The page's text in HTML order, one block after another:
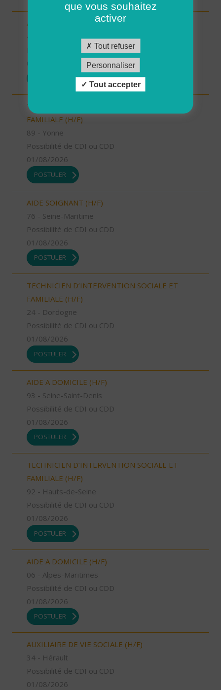
AUXILIAIRE DE VIE SOCIALE (H/F)
Possibilité de CDI ou CDD
TECHNICIEN D’INTERVENTION SOCIALE ET
FAMILIALE (H/F)
89 - Yonne
Possibilité de CDI ou CDD
01/08/2026
POSTULER
AIDE SOIGNANT (H/F)
76 - Seine-Maritime
Possibilité de CDI ou CDD
01/08/2026
POSTULER
TECHNICIEN D’INTERVENTION SOCIALE ET
FAMILIALE (H/F)
24 - Dordogne
Possibilité de CDI ou CDD
01/08/2026
POSTULER
AIDE A DOMICILE (H/F)
93 - Seine-Saint-Denis
Possibilité de CDI ou CDD
01/08/2026
POSTULER
TECHNICIEN D’INTERVENTION SOCIALE ET
FAMILIALE (H/F)
92 - Hauts-de-Seine
Possibilité de CDI ou CDD
01/08/2026
POSTULER
AIDE A DOMICILE (H/F)
06 - Alpes-Maritimes
Possibilité de CDI ou CDD
01/08/2026
POSTULER
AUXILIAIRE DE VIE SOCIALE (H/F)
34 - Hérault
Possibilité de CDI ou CDD
01/08/2026
que vous souhaitez
activer
Tout refuser
Personnaliser
Tout accepter